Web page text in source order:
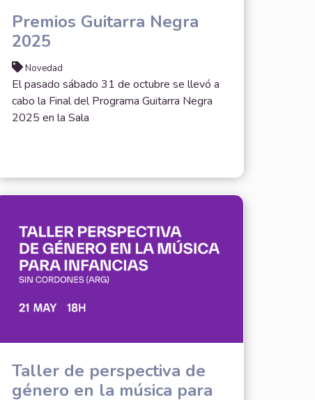
Premios Guitarra Negra
2025
Novedad
El pasado sábado 31 de octubre se llevó a
cabo la Final del Programa Guitarra Negra
2025 en la Sala
Taller de perspectiva de
género en la música para